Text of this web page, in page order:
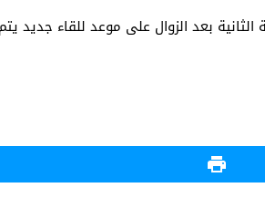
بعد الزوال على موعد للقاء جديد يتم فيه